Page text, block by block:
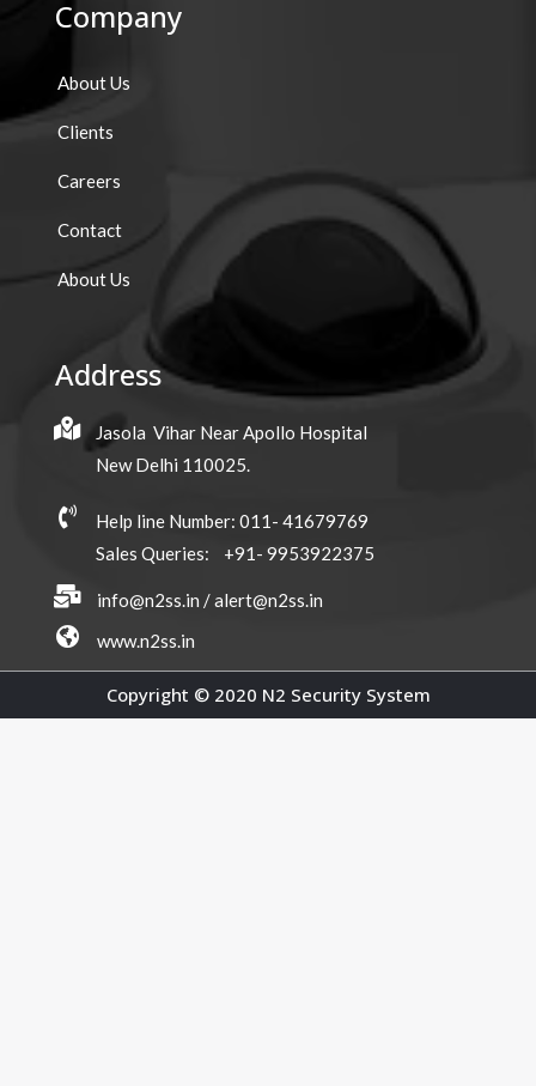
Company
About Us
Clients
Careers
Contact
About Us
Address
Jasola Vihar Near Apollo Hospital
New Delhi 110025.
Help line Number: 011- 41679769
Sales Queries: +91- 9953922375
info@n2ss.in / alert@n2ss.in
www.n2ss.in
Copyright © 2020 N2 Security System